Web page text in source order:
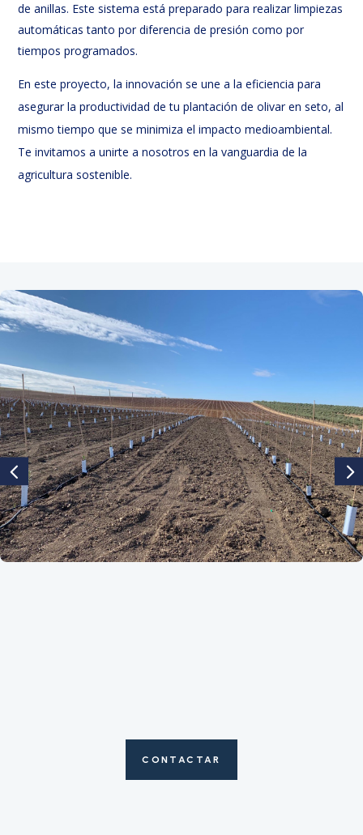
de anillas. Este sistema está preparado para realizar limpiezas
automáticas tanto por diferencia de presión como por
tiempos programados.
En este proyecto, la innovación se une a la eficiencia para
asegurar la productividad de tu plantación de olivar en seto, al
mismo tiempo que se minimiza el impacto medioambiental.
Te invitamos a unirte a nosotros en la vanguardia de la
agricultura sostenible.
CONTACTAR